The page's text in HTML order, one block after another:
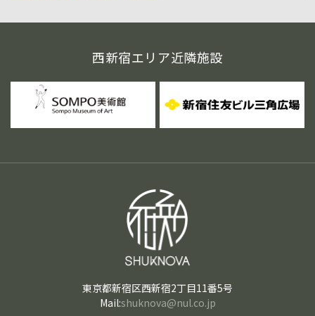
西新宿エリア近隣施設
東京都新宿区西新宿2丁目11番5号
Mail:shuknova@nul.co.jp